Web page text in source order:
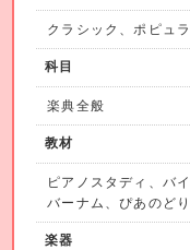
クラシック、ポピュ
科目
楽典全般
教材
ピアノスタディ、バ
バーナム、ぴあのど
楽器